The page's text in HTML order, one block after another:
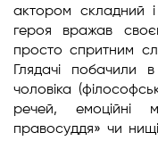
актором складний
героя вражав
просто спритним
Глядачі побачили
чоловіка
речей, емоційні
правосуддя» чи